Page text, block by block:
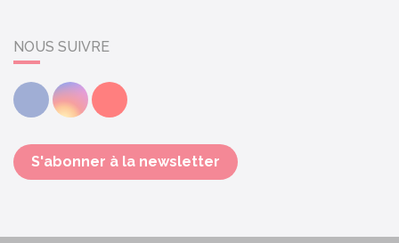
NOUS SUIVRE
FacebookInstagramYoutube
S'abonner à la newsletter